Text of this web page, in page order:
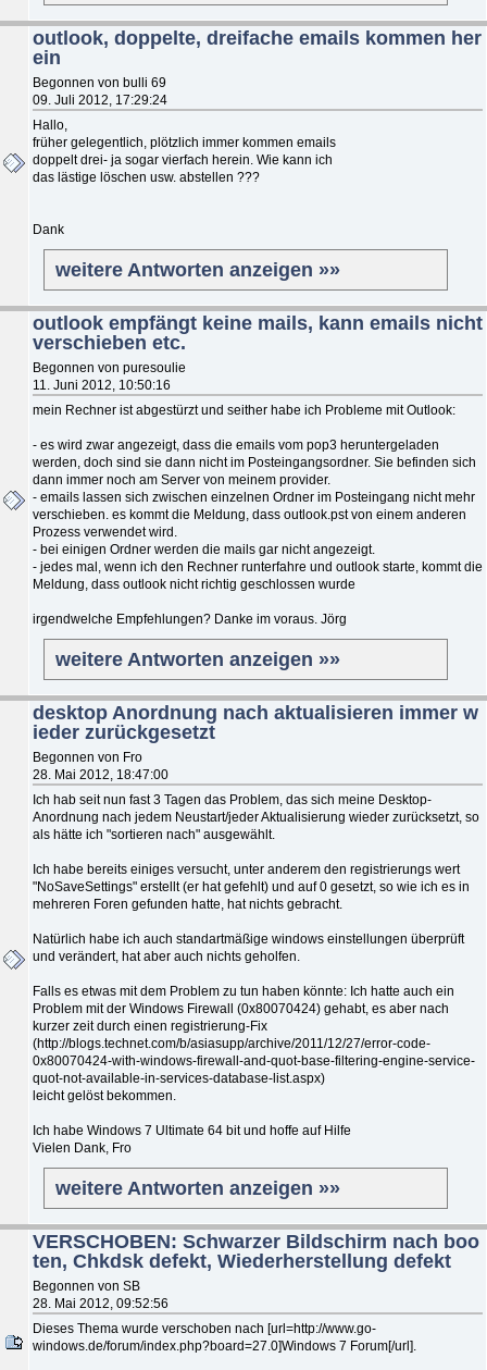
outlook, doppelte, dreifache emails kommen her
ein
Begonnen von bulli 69
09. Juli 2012, 17:29:24
Hallo,
früher gelegentlich, plötzlich immer kommen emails
doppelt drei- ja sogar vierfach herein. Wie kann ich
das lästige löschen usw. abstellen ???
Dank
weitere Antworten anzeigen »»
outlook empfängt keine mails, kann emails nicht
verschieben etc.
Begonnen von puresoulie
11. Juni 2012, 10:50:16
mein Rechner ist abgestürzt und seither habe ich Probleme mit Outlook:
- es wird zwar angezeigt, dass die emails vom pop3 heruntergeladen
werden, doch sind sie dann nicht im Posteingangsordner. Sie befinden sich
dann immer noch am Server von meinem provider.
- emails lassen sich zwischen einzelnen Ordner im Posteingang nicht mehr
verschieben. es kommt die Meldung, dass outlook.pst von einem anderen
Prozess verwendet wird.
- bei einigen Ordner werden die mails gar nicht angezeigt.
- jedes mal, wenn ich den Rechner runterfahre und outlook starte, kommt die
Meldung, dass outlook nicht richtig geschlossen wurde
irgendwelche Empfehlungen? Danke im voraus. Jörg
weitere Antworten anzeigen »»
desktop Anordnung nach aktualisieren immer w
ieder zurückgesetzt
Begonnen von Fro
28. Mai 2012, 18:47:00
Ich hab seit nun fast 3 Tagen das Problem, das sich meine Desktop-
Anordnung nach jedem Neustart/jeder Aktualisierung wieder zurücksetzt, so
als hätte ich "sortieren nach" ausgewählt.
Ich habe bereits einiges versucht, unter anderem den registrierungs wert
"NoSaveSettings" erstellt (er hat gefehlt) und auf 0 gesetzt, so wie ich es in
mehreren Foren gefunden hatte, hat nichts gebracht.
Natürlich habe ich auch standartmäßige windows einstellungen überprüft
und verändert, hat aber auch nichts geholfen.
Falls es etwas mit dem Problem zu tun haben könnte: Ich hatte auch ein
Problem mit der Windows Firewall (0x80070424) gehabt, es aber nach
kurzer zeit durch einen registrierung-Fix
(http://blogs.technet.com/b/asiasupp/archive/2011/12/27/error-code-
0x80070424-with-windows-firewall-and-quot-base-filtering-engine-service-
quot-not-available-in-services-database-list.aspx)
leicht gelöst bekommen.
Ich habe Windows 7 Ultimate 64 bit und hoffe auf Hilfe
Vielen Dank, Fro
weitere Antworten anzeigen »»
VERSCHOBEN: Schwarzer Bildschirm nach boo
ten, Chkdsk defekt, Wiederherstellung defekt
Begonnen von SB
28. Mai 2012, 09:52:56
Dieses Thema wurde verschoben nach [url=http://www.go-
windows.de/forum/index.php?board=27.0]Windows 7 Forum[/url].